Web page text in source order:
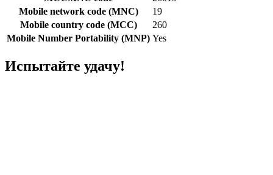
Mobile network code (MNC)
19
Mobile country code (MCC)
260
Mobile Number Portability (MNP) Yes
Испытайте удачу!